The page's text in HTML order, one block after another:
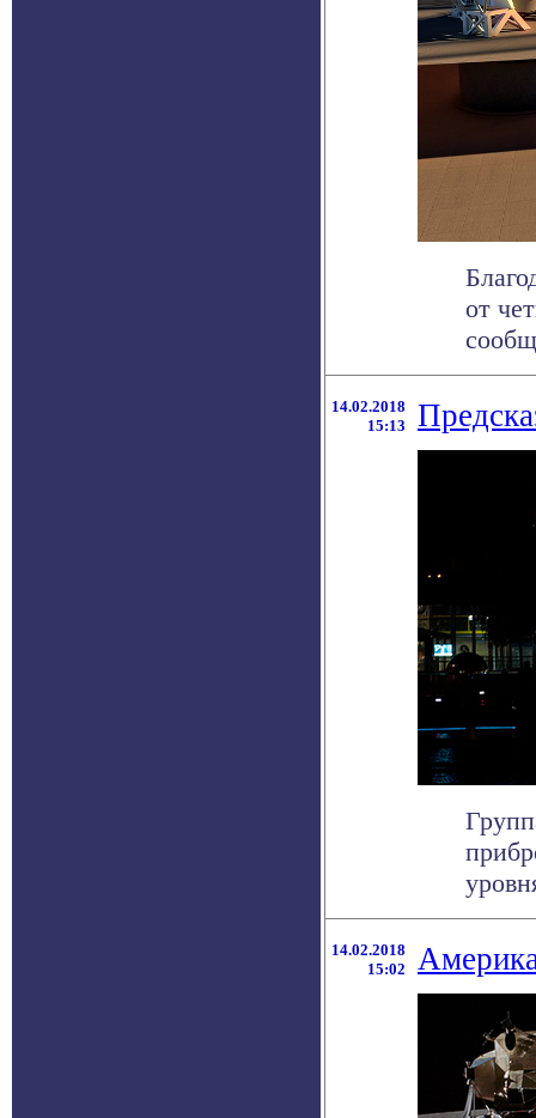
от
14.02.2018
15:13
14.02.2018
15:02